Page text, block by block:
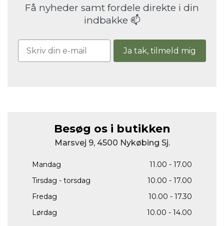
Få nyheder samt fordele direkte i din
indbakke 📫
Ja tak, tilmeld mig
Besøg os i butikken
Marsvej 9, 4500 Nykøbing Sj.
Mandag
11.00 - 17.00
Tirsdag - torsdag
10.00 - 17.00
Fredag
10.00 - 17.30
Lørdag
10.00 - 14.00